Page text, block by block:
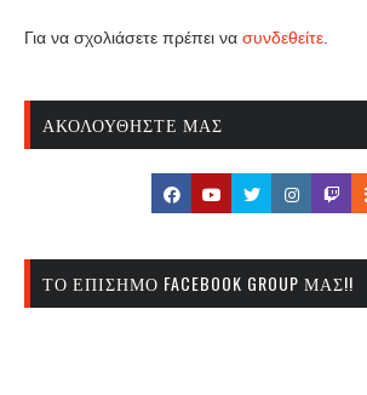
Για να σχολιάσετε πρέπει να συνδεθείτε
ΑΚΟΛΟΥΘΉΣΤΕ ΜΑΣ
ΤΟ ΕΠΊΣΗΜΟ FACEBOOK GROUP ΜΑΣ!!